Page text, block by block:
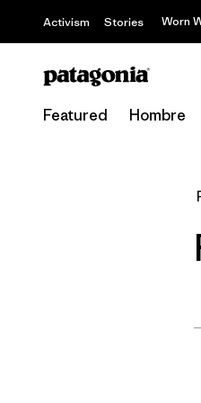
Activism Stories Worn
Featured Hombre